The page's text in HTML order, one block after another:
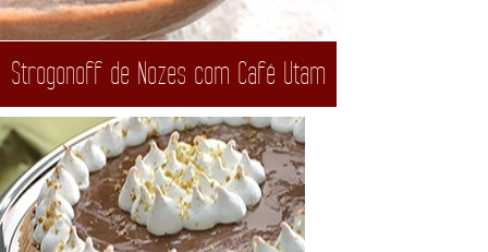
Strogonoff de Nozes com Café Utam